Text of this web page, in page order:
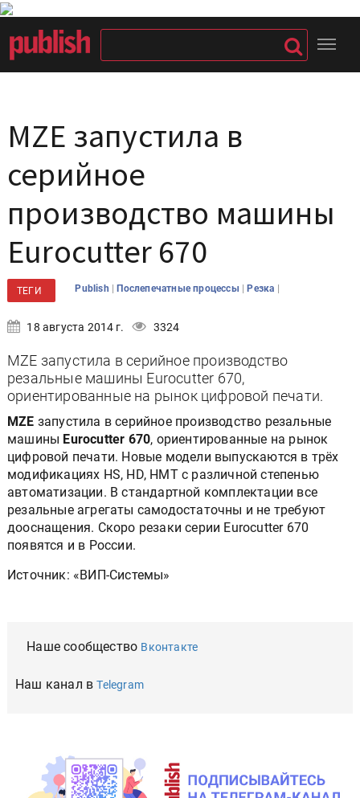
MZE запустила в
серийное
производство машины
Eurocutter 670
ТЕГИ Publish |Послепечатные процессы |Резка |
18 августа 2014 г. 3324
MZE запустила в серийное производство
резальные машины Eurocutter 670,
ориентированные на рынок цифровой печати.
MZE запустила в серийное производство резальные
машины Eurocutter 670, ориентированные на рынок
цифровой печати. Новые модели выпускаются в трёх
модификациях HS, HD, HMT с различной степенью
автоматизации. В стандартной комплектации все
резальные агрегаты самодостаточны и не требуют
дооснащения. Скоро резаки серии Eurocutter 670
появятся и в России.
Источник: «ВИП-Системы»
Наше сообщество Вконтакте
Наш канал вTelegram